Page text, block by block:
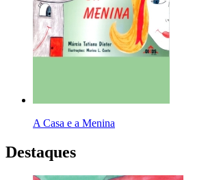
A Casa e a Menina
Destaques